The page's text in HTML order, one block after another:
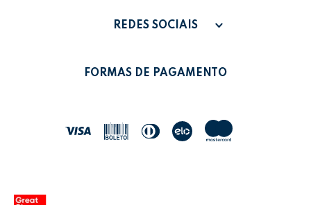
MINHA CONTA
PAGAMENTO
POLÍTICA DE TROCAS
REDES SOCIAIS
FORMAS DE PAGAMENTO